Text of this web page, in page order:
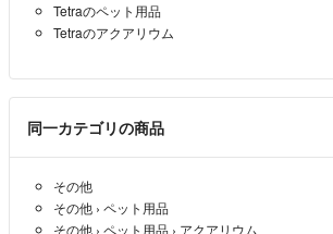
Tetraのペット用品
Tetraのアクアリウム
同一カテゴリの商品
その他
その他 › ペット用品
その他 › ペット用品 › アクアリウム